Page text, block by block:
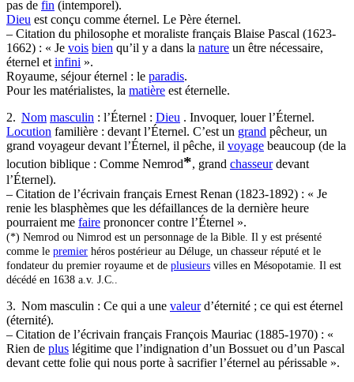
pas de fin (intemporel).
Dieu est conçu comme éternel. Le Père éternel.
– Citation du philosophe et moraliste français Blaise Pascal (1623-
1662) : « Je vois bien qu’il y a dans la nature un être nécessaire,
éternel et infini ».
Royaume, séjour éternel : le paradis.
Pour les matérialistes, la matière est éternelle.
2. Nom masculin : l’Éternel : Dieu . Invoquer, louer l’Éternel.
Locution familière : devant l’Éternel. C’est un grand pêcheur, un
grand voyageur devant l’Éternel, il pêche, il voyage beaucoup (de la
locution biblique : Comme Nemrod*, grand chasseurdevant
l’Éternel).
– Citation de l’écrivain français Ernest Renan (1823-1892) : « Je
renie les blasphèmes que les défaillances de la dernière heure
pourraient me faire prononcer contre l’Éternel ».
(*) Nemrod ou Nimrod est un personnage de la Bible. Il y est présenté
comme le premier héros postérieur au Déluge, un chasseur réputé et le
fondateur du premier royaume et de plusieurs villes en Mésopotamie. Il est
décédé en 1638 a.v. J.C..
3. Nom masculin : Ce qui a une valeurd’éternité ; ce qui est éternel
(éternité).
– Citation de l’écrivain français François Mauriac (1885-1970) : «
Rien de plus légitime que l’indignation d’un Bossuet ou d’un Pascal
devant cette folie qui nous porte à sacrifier l’éternel au périssable ».